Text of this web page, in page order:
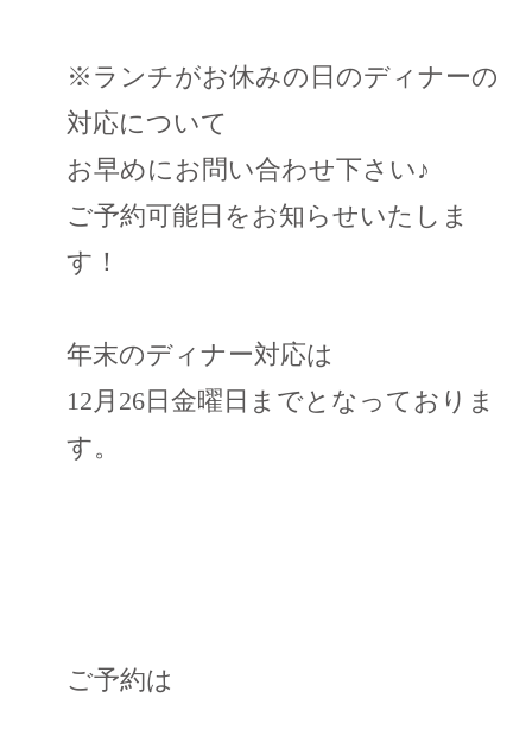
※ランチがお休みの日のディナーの
対応について
お早めにお問い合わせ下さい♪
ご予約可能日をお知らせいたしま
す！
年末のディナー対応は
12月26日金曜日までとなっておりま
す。
ご予約は